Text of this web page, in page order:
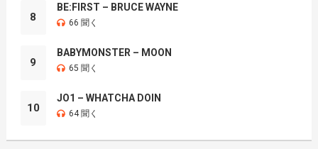
8
BE:FIRST – BRUCE WAYNE
66 聞く
9
BABYMONSTER – MOON
65 聞く
10
JO1 – WHATCHA DOIN
64 聞く